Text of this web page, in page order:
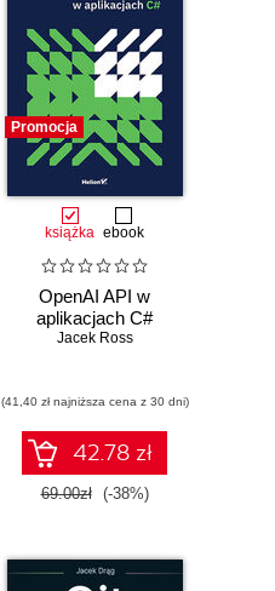
Promocja
książka ebook
OpenAI API w
aplikacjach C#
Jacek Ross
(41,40 zł najniższa cena z 30 dni)
42.78 zł
69.00zł (-38%)